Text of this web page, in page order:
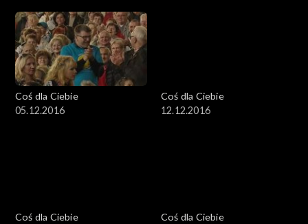
Coś dla Ciebie
05.12.2016
Coś dla Ciebie
12.12.2016
Coś dla Ciebie
Coś dla Ciebie